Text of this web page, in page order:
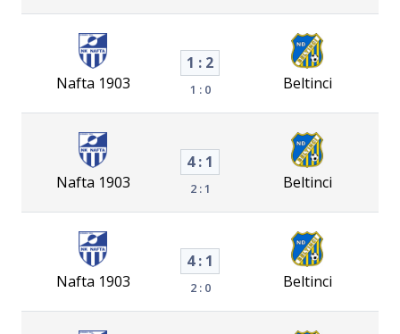
Nafta 1903
1 : 2
1 : 0 Beltinci
Nafta 1903
4 : 1
2 : 1 Beltinci
Nafta 1903
4 : 1
2 : 0 Beltinci